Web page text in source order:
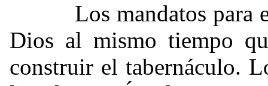
Los mandatos para
Dios al mismo tiempo
construir el tabernáculo.